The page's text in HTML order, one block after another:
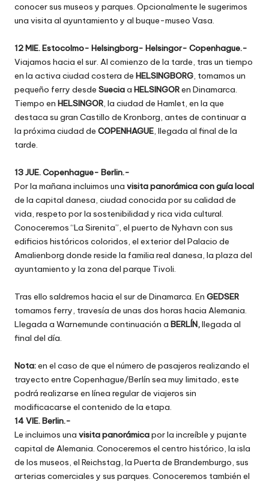
conocer sus museos y parques. Opcionalmente le sugerimos
una visita al ayuntamiento y al buque-museo Vasa.
12 MIE. Estocolmo- Helsingborg- Helsingor- Copenhague.-
Viajamos hacia el sur. Al comienzo de la tarde, tras un tiempo
en la activa ciudad costera de HELSINGBORG, tomamos un
pequeño ferry desde Sueciaa HELSINGORen Dinamarca.
Tiempo en HELSINGOR, la ciudad de Hamlet, en la que
destaca su gran Castillo de Kronborg, antes de continuar a
la próxima ciudad de COPENHAGUE, llegada al final de la
tarde.
13 JUE. Copenhague- Berlin.-
Por la mañana incluimos una visita panorámica con guía local
de la capital danesa, ciudad conocida por su calidad de
vida, respeto por la sostenibilidad y rica vida cultural.
Conoceremos “La Sirenita”, el puerto de Nyhavn con sus
edificios históricos coloridos, el exterior del Palacio de
Amalienborg donde reside la familia real danesa, la plaza del
ayuntamiento y la zona del parque Tivoli.
Tras ello saldremos hacia el sur de Dinamarca. En GEDSER
tomamos ferry, travesía de unas dos horas hacia Alemania.
Llegada a Warnemunde continuación a BERLÍN,llegada al
final del día.
Nota:en el caso de que el número de pasajeros realizando el
trayecto entre Copenhague/Berlín sea muy limitado, este
podrá realizarse en línea regular de viajeros sin
modificacarse el contenido de la etapa.
14 VIE. Berlin.-
Le incluimos una visita panorámicapor la increíble y pujante
capital de Alemania. Conoceremos el centro histórico, la isla
de los museos, el Reichstag, la Puerta de Brandemburgo, sus
arterias comerciales y sus parques. Conoceremos también el